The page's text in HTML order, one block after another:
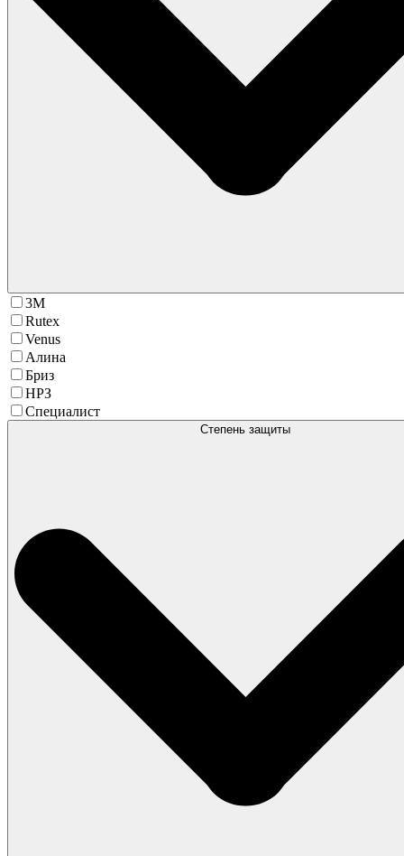
3М
Rutex
Venus
Алина
Бриз
НРЗ
Специалист